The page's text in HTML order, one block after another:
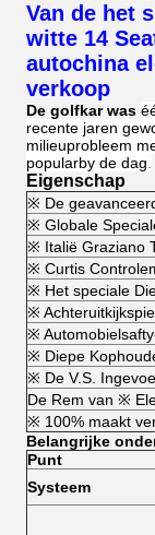
Van de het
witte 14
autochina
verkoop
De golfkar was
recente jaren
milieuprobleem
popularby de dag
Eigenschap
※ De
※ Globale
※ Italië Graziano
※ Curtis
※ Het speciale
※
※
※ Diepe
※ De V.S.
De Rem van ※
※ 100% maakt
Belangrijke
Punt
Systeem